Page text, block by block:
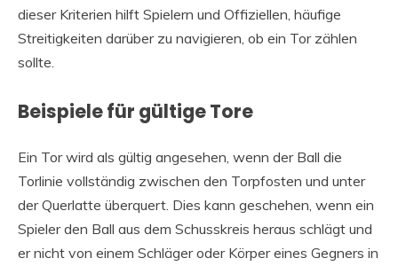
dieser Kriterien hilft Spielern und Offiziellen, häufige
Streitigkeiten darüber zu navigieren, ob ein Tor zählen
sollte.
Beispiele für gültige Tore
Ein Tor wird als gültig angesehen, wenn der Ball die
Torlinie vollständig zwischen den Torpfosten und unter
der Querlatte überquert. Dies kann geschehen, wenn ein
Spieler den Ball aus dem Schusskreis heraus schlägt und
er nicht von einem Schläger oder Körper eines Gegners in